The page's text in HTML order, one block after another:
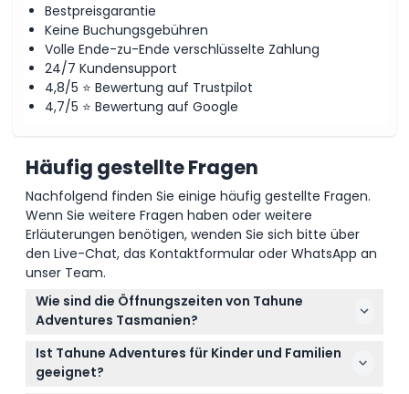
So lösen Sie ein
Stornierungsbedingungen
Bestpreisgarantie
Keine Buchungsgebühren
Volle Ende-zu-Ende verschlüsselte Zahlung
24/7 Kundensupport
4,8/5 ⭐ Bewertung auf Trustpilot
4,7/5 ⭐ Bewertung auf Google
Häufig gestellte Fragen
Nachfolgend finden Sie einige häufig gestellte Fragen.
Wenn Sie weitere Fragen haben oder weitere
Erläuterungen benötigen, wenden Sie sich bitte über
den Live-Chat, das Kontaktformular oder WhatsApp an
unser Team.
Wie sind die Öffnungszeiten von Tahune
Adventures Tasmanien?
Tahune Adventures ist täglich von 10:00 bis 16:00
Uhr geöffnet, außer am Weihnachtstag und bei
gefährlichen Wetterbedingungen (kann sich
Ist Tahune Adventures für Kinder und Familien
geeignet?